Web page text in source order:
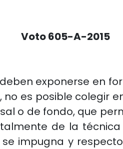
Voto 605-A-2015
exponerse en
es posible colegir
o de fondo, que
de la
impugna y